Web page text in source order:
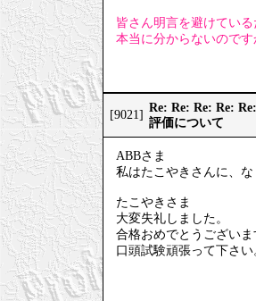
皆さん明言を避けてい
本当に分からないのです
[9021]
Re: Re: Re: Re:
評価について
ABBさま
私はたこやきさんに、な
たこやきさま
大変失礼しました。
合格おめでとうございま
口頭試験頑張って下さい